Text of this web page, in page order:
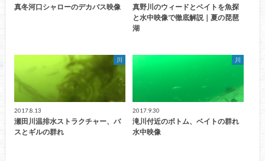
真冬河口シャローのデカバス映像
真野川のウィードとベイトを魚探
と水中映像で徹底解説｜夏の琵琶
湖
川
2017.8.13
瀬田川温排水ストラクチャー、バ
スとギルの群れ
川
2017.9.30
滝川付近のボトム、ベイトの群れ
水中映像